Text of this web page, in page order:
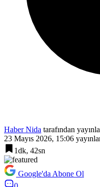
Haber Nida tarafından
23 Mayıs 2026, 15:06
1dk, 42sn
Google'da Abone Ol